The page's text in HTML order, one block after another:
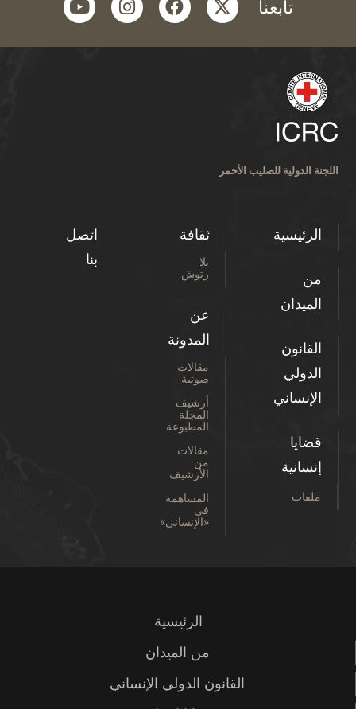
تابعنا
اللجنة الدولية للصليب الأحمر
الرئيسية
من
الميدان
القانون
الدولي
الإنساني
قضايا
إنسانية
ملفات
ثقافة
بلا
رتوش
عن
المدونة
مقالات
صوتية
أرشيف
المجلة
المطبوعة
مقالات
من
الأرشيف
المساهمة
في
«الإنساني»
اتصل
بنا
الرئيسية
من الميدان
القانون الدولي الإنساني